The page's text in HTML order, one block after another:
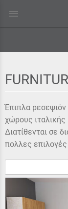
menu
Έπιπλα ρεσεψιόν
χώρους
Διατίθενται σε
πολλες